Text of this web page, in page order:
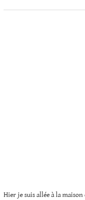
Hier je suis allée à la maison